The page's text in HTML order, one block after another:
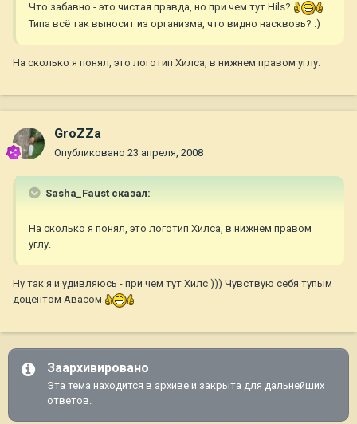
Что забавно - это чистая правда, но при чем тут Hils?
Типа всё так выносит из организма, что видно насквозь? :)
На сколько я понял, это логотип Хилса, в нижнем правом углу.
GroZZa
Опубликовано 23 апреля, 2008
Sasha_Faust сказал:
На сколько я понял, это логотип Хилса, в нижнем правом
углу.
Ну так я и удивляюсь - при чем тут Хилс ))) Чувствую себя тупым
доцентом Авасом
Заархивировано
Эта тема находится в архиве и закрыта для дальнейших
ответов.